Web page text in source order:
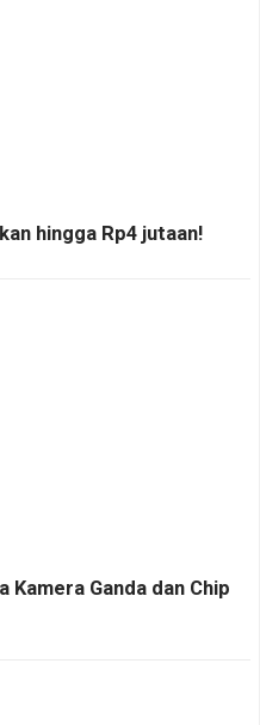
hingga Rp4 jutaan!
Kamera Ganda dan Chip